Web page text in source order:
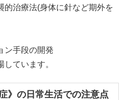
治療法(身体に針など期外を
ン手段の開発
ています。
》の日常生活での注意点